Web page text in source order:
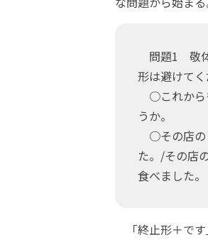
問題1 敬体
形は避けて
○これから
うか。
○その店の
た。/その店
食べました。
「終止形＋で